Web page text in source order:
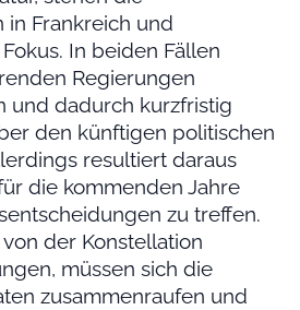
in Frankreich und
In beiden Fällen
Regierungen
und dadurch kurzfristig
den künftigen politischen
resultiert daraus
die kommenden Jahre
zu treffen.
der Konstellation
müssen sich die
zusammenraufen und